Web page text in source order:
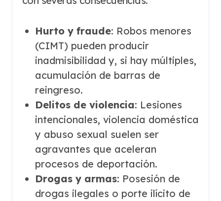
Hurto y fraude: Robos menores
(CIMT) pueden producir
inadmisibilidad y, si hay múltiples,
acumulación de barras de
reingreso.
Delitos de violencia: Lesiones
intencionales, violencia doméstica
y abuso sexual suelen ser
agravantes que aceleran
procesos de deportación.
Drogas y armas: Posesión de
drogas ilegales o porte ilícito de